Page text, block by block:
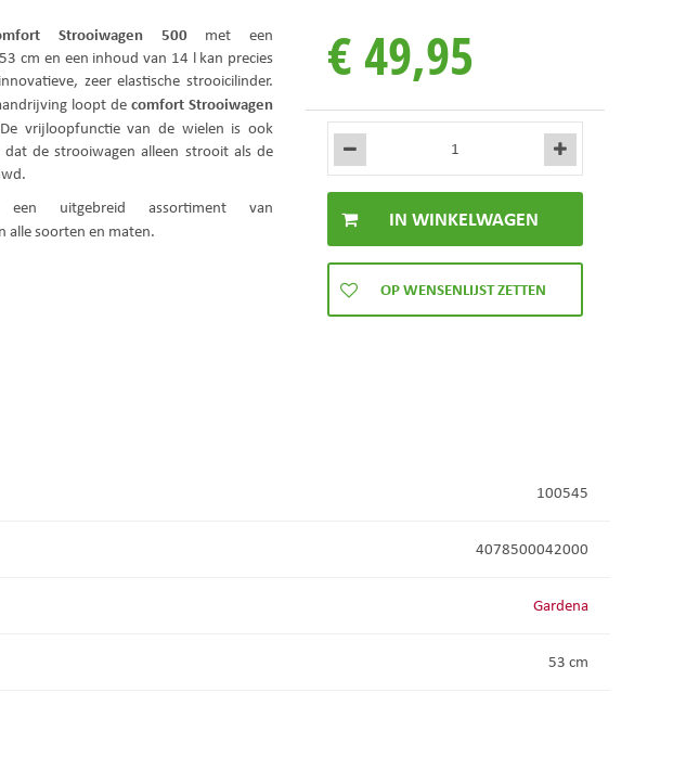
Strooiwagen 500met een
cm en een inhoud van 14 l kan precies
zeer elastische strooicilinder.
loopt de comfort Strooiwagen
vrijloopfunctie van de wielen is ook
de strooiwagen alleen strooit als de
een uitgebreid assortiment van
alle soorten en maten.
€49,95
100545
4078500042000
Gardena
53 cm